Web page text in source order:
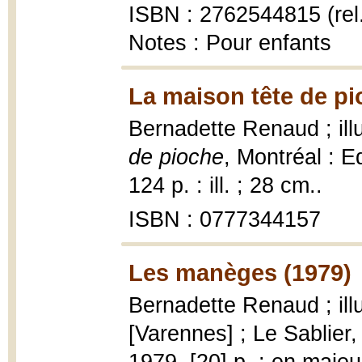
ISBN : 2762544815
Notes : Pour enfants
La maison tête de
Bernadette Renaud ;
de pioche, Montréal :
124 p. : ill. ; 28 cm..
ISBN : 0777344157
Les manèges (1979)
Bernadette Renaud ;
[Varennes] ; Le